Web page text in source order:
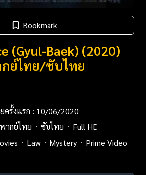
Bookmark
(Gyul-Baek) (2020)
ย์ไทย/ซับไทย
ครั้งแรก : 10/06/2020
พากย์ไทย ซับไทย
Full HD
Law Mystery
Prime Video